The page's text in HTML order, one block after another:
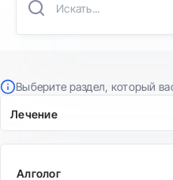
Выберите раздел, который
Лечение
Алголог